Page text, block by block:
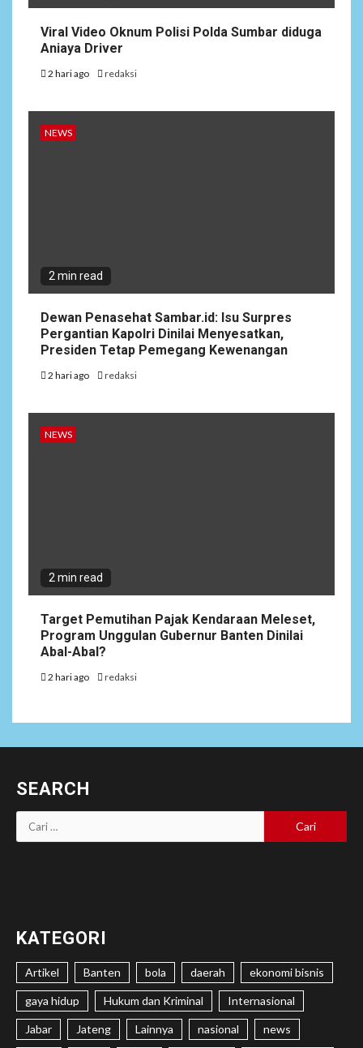
Viral Video Oknum Polisi Polda Sumbar diduga
Aniaya Driver
2 hari ago redaksi
NEWS
2 min read
Dewan Penasehat Sambar.id: Isu Surpres
Pergantian Kapolri Dinilai Menyesatkan,
Presiden Tetap Pemegang Kewenangan
2 hari ago redaksi
NEWS
2 min read
Target Pemutihan Pajak Kendaraan Meleset,
Program Unggulan Gubernur Banten Dinilai
Abal-Abal?
2 hari ago redaksi
SEARCH
Cari
untuk:
KATEGORI
Artikel Banten bola daerah ekonomi bisnis
gaya hidup Hukum dan Kriminal Internasional
Jabar Jateng Lainnya nasional news